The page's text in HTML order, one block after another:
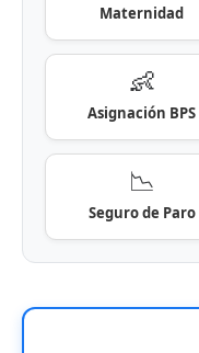
Maternidad
👶
Asignación BPS
📉
Seguro de Paro